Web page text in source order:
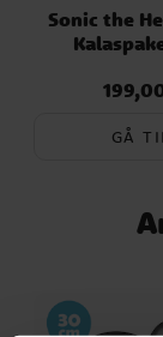
Sonic the
Pris:
GÅ